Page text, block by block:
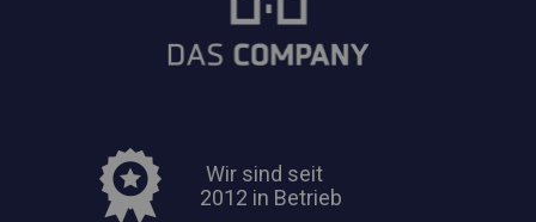
Wir sind seit
2012 in Betrieb